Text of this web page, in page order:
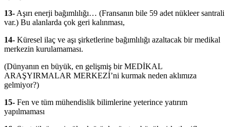
13- Aşırı enerji bağımlılığı… (Fransanın bile 59 adet nükleer santrali
var.) Bu alanlarda çok geri kalınması,
14- Küresel ilaç ve aşı şirketlerine bağımlılığı azaltacak bir medikal
merkezin kurulamaması.
(Dünyanın en büyük, en gelişmiş bir MEDİKAL
ARAŞYIRMALAR MERKEZİ’ni kurmak neden aklımıza
gelmiyor?)
15- Fen ve tüm mühendislik bilimlerine yeterince yatırım
yapılmaması